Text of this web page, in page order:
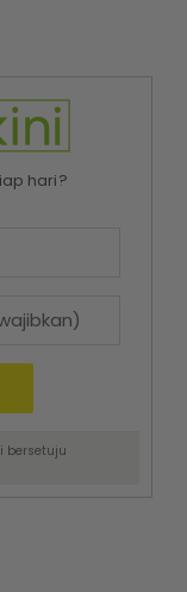
hari?
bersetuju